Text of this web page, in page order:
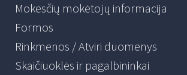
Mokesčių mokėtojų informacija
Formos
Rinkmenos / Atviri duomenys
Skaičiuoklės ir pagalbininkai